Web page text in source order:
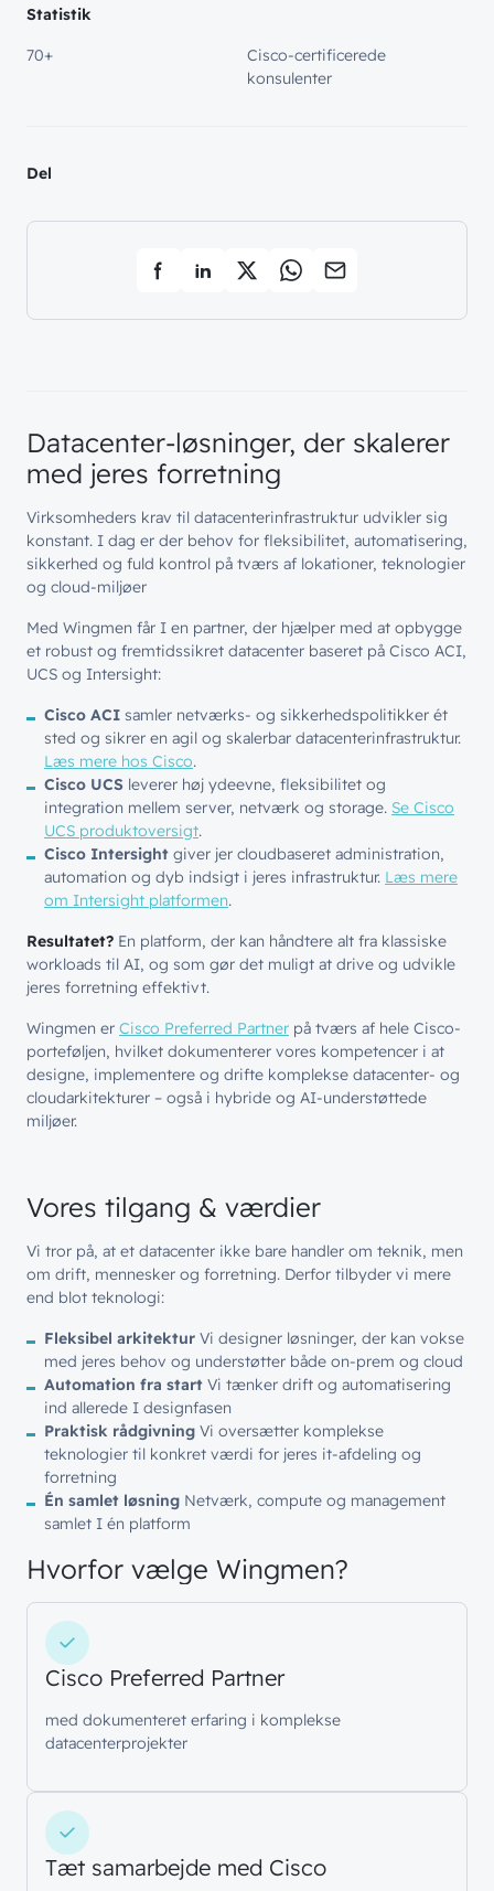
Statistik
70+
Cisco-certificerede
konsulenter
Del
Datacenter-løsninger, der skalerer
med jeres forretning
Virksomheders krav til datacenterinfrastruktur udvikler sig
konstant. I dag er der behov for fleksibilitet, automatisering,
sikkerhed og fuld kontrol på tværs af lokationer, teknologier
og cloud-miljøer
Med Wingmen får I en partner, der hjælper med at opbygge
et robust og fremtidssikret datacenter baseret på Cisco ACI,
UCS og Intersight:
Cisco ACI samler netværks- og sikkerhedspolitikker ét
sted og sikrer en agil og skalerbar datacenterinfrastruktur.
Læs mere hos Cisco.
Cisco UCS leverer høj ydeevne, fleksibilitet og
integration mellem server, netværk og storage. Se Cisco
UCS produktoversigt.
Cisco Intersight giver jer cloudbaseret administration,
automation og dyb indsigt i jeres infrastruktur. Læs mere
om Intersight platformen.
Resultatet? En platform, der kan håndtere alt fra klassiske
workloads til AI, og som gør det muligt at drive og udvikle
jeres forretning effektivt.
Wingmen er Cisco Preferred Partner på tværs af hele Cisco-
porteføljen, hvilket dokumenterer vores kompetencer i at
designe, implementere og drifte komplekse datacenter- og
cloudarkitekturer – også i hybride og AI-understøttede
miljøer.
Vores tilgang & værdier
Vi tror på, at et datacenter ikke bare handler om teknik, men
om drift, mennesker og forretning. Derfor tilbyder vi mere
end blot teknologi:
Fleksibel arkitektur Vi designer løsninger, der kan vokse
med jeres behov og understøtter både on-prem og cloud
Automation fra start Vi tænker drift og automatisering
ind allerede I designfasen
Praktisk rådgivning Vi oversætter komplekse
teknologier til konkret værdi for jeres it-afdeling og
forretning
Én samlet løsning Netværk, compute og management
samlet I én platform
Hvorfor vælge Wingmen?
Cisco Preferred Partner
med dokumenteret erfaring i komplekse
datacenterprojekter
Tæt samarbejde med Cisco